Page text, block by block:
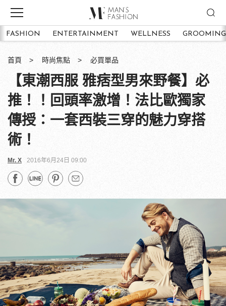
FASHION ENTERTAINMENT WELLNESS GROOMING
首頁 時尚焦點 必買單品
【東潮西服 雅痞型男來野餐】必
推！！回頭率激增！法比歐獨家
傳授：一套西裝三穿的魅力穿搭
術！
Mr. X 2016年6月24日 09:00